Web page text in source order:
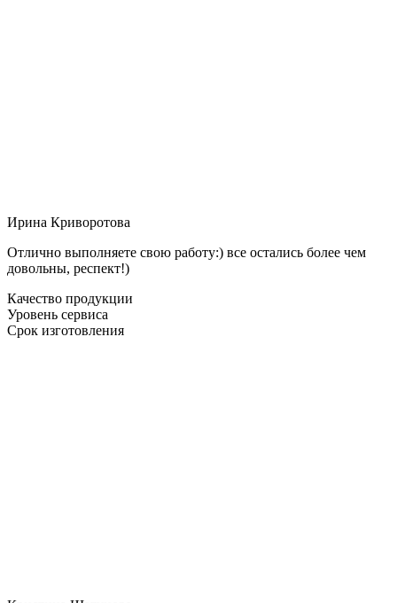
Ирина Криворотова
Отлично выполняете свою работу:) все остались более чем
довольны, респект!)
Качество продукции
Уровень сервиса
Срок изготовления